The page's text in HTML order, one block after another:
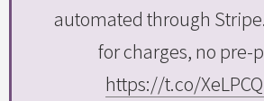
automated through
for charges, no
https://t.co/